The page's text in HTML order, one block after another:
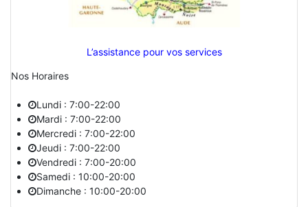
L’assistance pour vos services
Nos Horaires
Lundi : 7:00-22:00
Mardi : 7:00-22:00
Mercredi : 7:00-22:00
Jeudi : 7:00-22:00
Vendredi : 7:00-20:00
Samedi : 10:00-20:00
Dimanche : 10:00-20:00